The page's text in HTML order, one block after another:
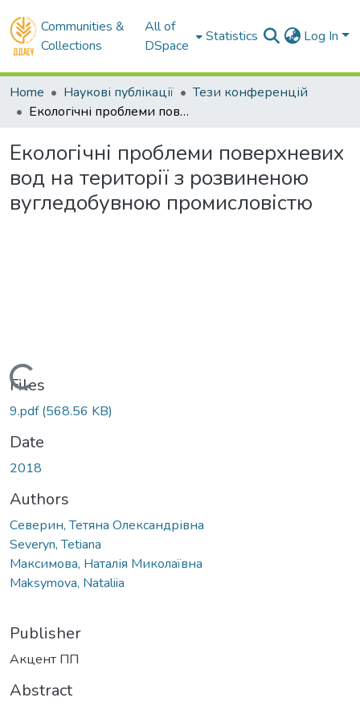
Communities &
Collections
All of
DSpace
Statistics Log In
Home Наукові публікації
Тези конференцій
Екологічні проблеми поверхневих вод на території з розвиненою вугледобувною промисловістю
Екологічні проблеми поверхневих
вод на території з розвиненою
вугледобувною промисловістю
Loading...
Files
9.pdf(568.56 KB)
Date
2018
Authors
Северин, Тетяна Олександрівна
Severyn, Tetiana
Максимова, Наталія Миколаївна
Maksymova, Nataliia
Publisher
Акцент ПП
Abstract